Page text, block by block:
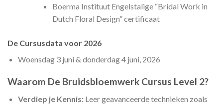
Boerma Instituut Engelstalige “Bridal Work in
Dutch Floral Design” certificaat
De Cursusdata voor 2026
Woensdag 3 juni & donderdag 4 juni, 2026
Waarom De Bruidsbloemwerk Cursus Level 2?
Verdiep je Kennis:Leer geavanceerde technieken zoals